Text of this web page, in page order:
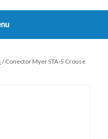
/ Conector Myer STA-5 Crouse